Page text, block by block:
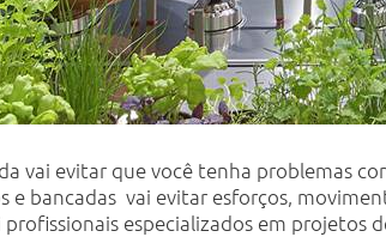
vai evitar que você tenha problemas
e bancadas vai evitar esforços,
profissionais especializados em